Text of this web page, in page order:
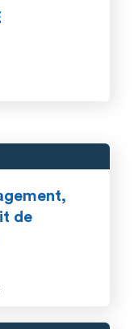
de